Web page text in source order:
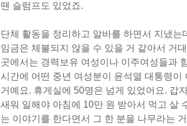
땐 슬럼프도 있었죠.
단체 활동을 정리하고 알바를 하면서 지냈
임금은 체불되지 않을 수 있을 거 같아서 거
곳에서는 경력보유 여성이나 이주여성들과
시간에 어떤 중년 여성분이 윤석열 대통령
거예요. 휴게실에 50명은 넘게 있었어요. 갑
새워 일해야 아침에 10만 원 받아서 먹고 살
는 이야기를 한다면서 그 한 분을 나무라는